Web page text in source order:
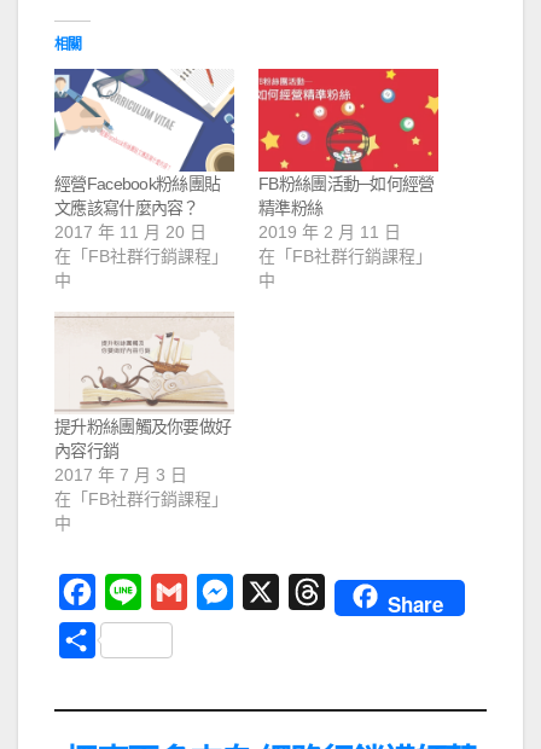
相關
經營Facebook粉絲團貼
文應該寫什麼內容？
2017 年 11 月 20 日
在「FB社群行銷課程」
中
FB粉絲團活動─如何經營
精準粉絲
2019 年 2 月 11 日
在「FB社群行銷課程」
中
提升粉絲團觸及你要做好
內容行銷
2017 年 7 月 3 日
在「FB社群行銷課程」
中
a
c
i
n
T
Share
分